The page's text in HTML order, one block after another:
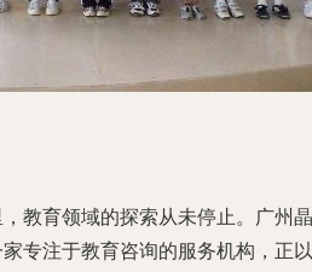
教育领域的探索从未停止。广州晶
专注于教育咨询的服务机构，正以